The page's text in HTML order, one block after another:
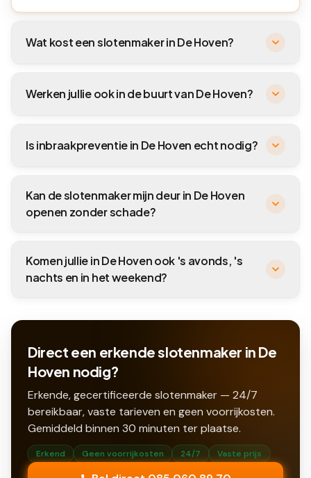
Wat kost een slotenmaker in De Hoven?
Werken jullie ook in de buurt van De Hoven?
Is inbraakpreventie in De Hoven echt nodig?
Kan de slotenmaker mijn deur in De Hoven
openen zonder schade?
Komen jullie in De Hoven ook 's avonds, 's
nachts en in het weekend?
Direct een erkende slotenmaker in De
Hoven nodig?
Erkende, gecertificeerde slotenmaker — 24/7
bereikbaar, vaste tarieven en geen voorrijkosten.
Gemiddeld binnen 30 minuten ter plaatse.
Erkend Geen voorrijkosten 24/7 Vaste prijs